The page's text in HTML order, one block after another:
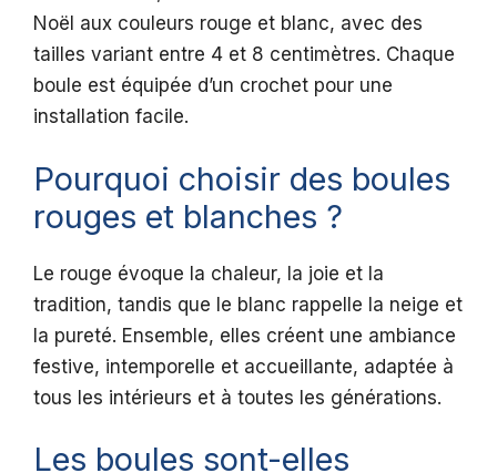
Noël aux couleurs rouge et blanc, avec des
tailles variant entre 4 et 8 centimètres. Chaque
boule est équipée d’un crochet pour une
installation facile.
Pourquoi choisir des boules
rouges et blanches ?
Le rouge évoque la chaleur, la joie et la
tradition, tandis que le blanc rappelle la neige et
la pureté. Ensemble, elles créent une ambiance
festive, intemporelle et accueillante, adaptée à
tous les intérieurs et à toutes les générations.
Les boules sont-elles